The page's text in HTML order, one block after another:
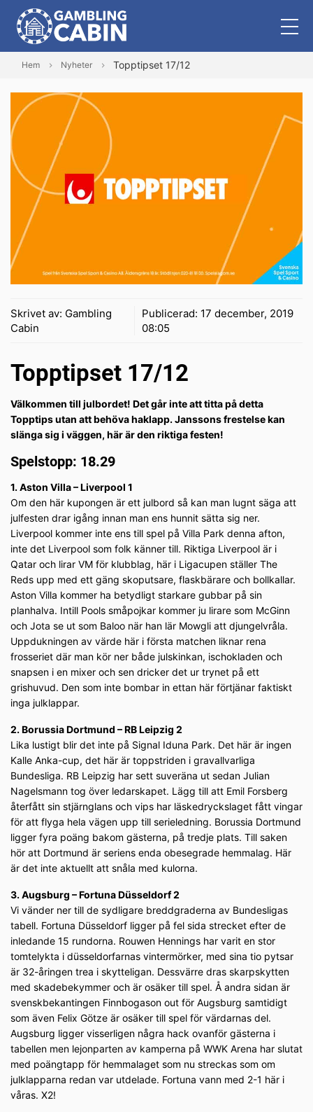
Hem Nyheter Topptipset 17/12
Skrivet av: Gambling
Cabin
Publicerad: 17 december, 2019
08:05
Topptipset 17/12
Välkommen till julbordet! Det går inte att titta på detta
Topptips utan att behöva haklapp. Janssons frestelse kan
slänga sig i väggen, här är den riktiga festen!
Spelstopp: 18.29
1. Aston Villa – Liverpool 1
Om den här kupongen är ett julbord så kan man lugnt säga att
julfesten drar igång innan man ens hunnit sätta sig ner.
Liverpool kommer inte ens till spel på Villa Park denna afton,
inte det Liverpool som folk känner till. Riktiga Liverpool är i
Qatar och lirar VM för klubblag, här i Ligacupen ställer The
Reds upp med ett gäng skoputsare, flaskbärare och bollkallar.
Aston Villa kommer ha betydligt starkare gubbar på sin
planhalva. Intill Pools småpojkar kommer ju lirare som McGinn
och Jota se ut som Baloo när han lär Mowgli att djungelvråla.
Uppdukningen av värde här i första matchen liknar rena
frosseriet där man kör ner både julskinkan, ischokladen och
snapsen i en mixer och sen dricker det ur trynet på ett
grishuvud. Den som inte bombar in ettan här förtjänar faktiskt
inga julklappar.
2. Borussia Dortmund – RB Leipzig 2
Lika lustigt blir det inte på Signal Iduna Park. Det här är ingen
Kalle Anka-cup, det här är toppstriden i gravallvarliga
Bundesliga. RB Leipzig har sett suveräna ut sedan Julian
Nagelsmann tog över ledarskapet. Lägg till att Emil Forsberg
återfått sin stjärnglans och vips har läskedryckslaget fått vingar
för att flyga hela vägen upp till serieledning. Borussia Dortmund
ligger fyra poäng bakom gästerna, på tredje plats. Till saken
hör att Dortmund är seriens enda obesegrade hemmalag. Här
är det inte aktuellt att snåla med kulorna.
3. Augsburg – Fortuna Düsseldorf 2
Vi vänder ner till de sydligare breddgraderna av Bundesligas
tabell. Fortuna Düsseldorf ligger på fel sida strecket efter de
inledande 15 rundorna. Rouwen Hennings har varit en stor
tomtelykta i düsseldorfarnas vintermörker, med sina tio pytsar
är 32-åringen trea i skytteligan. Dessvärre dras skarpskytten
med skadebekymmer och är osäker till spel. Å andra sidan är
svenskbekantingen Finnbogason out för Augsburg samtidigt
som även Felix Götze är osäker till spel för värdarnas del.
Augsburg ligger visserligen några hack ovanför gästerna i
tabellen men lejonparten av kamperna på WWK Arena har slutat
med poängtapp för hemmalaget som nu streckas som om
julklapparna redan var utdelade. Fortuna vann med 2-1 här i
våras. X2!